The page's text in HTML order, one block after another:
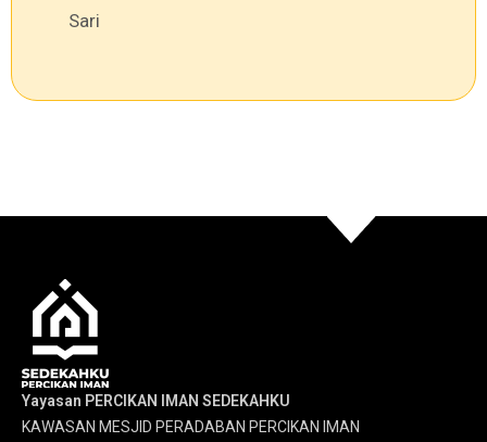
Sari
Yayasan PERCIKAN IMAN SEDEKAHKU
KAWASAN MESJID PERADABAN PERCIKAN IMAN